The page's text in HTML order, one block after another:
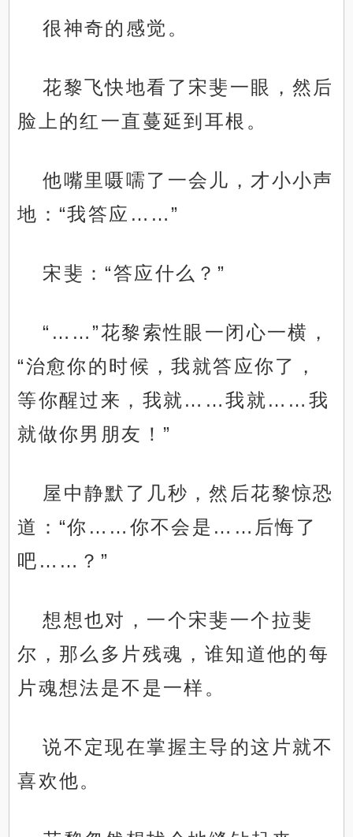
很神奇的感觉。
花黎飞快地看了宋斐一眼，然后
脸上的红一直蔓延到耳根。
他嘴里嗫嚅了一会儿，才小小声
地：“我答应……”
宋斐：“答应什么？”
“……”花黎索性眼一闭心一横，
“治愈你的时候，我就答应你了，
等你醒过来，我就……我就……我
就做你男朋友！”
屋中静默了几秒，然后花黎惊恐
道：“你……你不会是……后悔了
吧……？”
想想也对，一个宋斐一个拉斐
尔，那么多片残魂，谁知道他的每
片魂想法是不是一样。
说不定现在掌握主导的这片就不
喜欢他。